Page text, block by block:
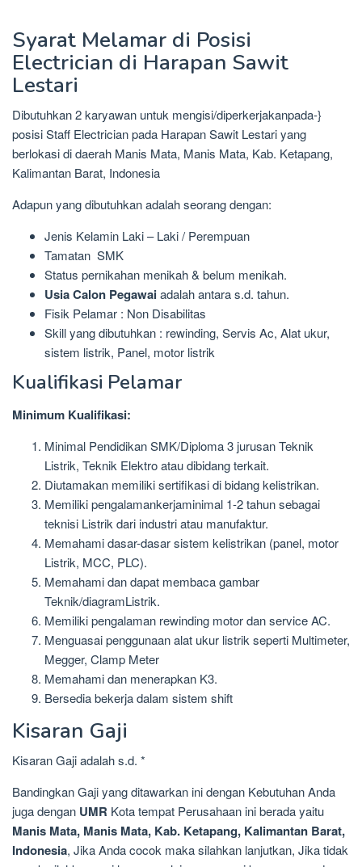
Syarat Melamar di Posisi
Electrician di Harapan Sawit
Lestari
Dibutuhkan 2 karyawan untuk mengisi/diperkerjakanpada-}
posisi Staff Electrician pada Harapan Sawit Lestari yang
berlokasi di daerah Manis Mata, Manis Mata, Kab. Ketapang,
Kalimantan Barat, Indonesia
Adapun yang dibutuhkan adalah seorang dengan:
Jenis Kelamin Laki – Laki / Perempuan
Tamatan SMK
Status pernikahan menikah & belum menikah.
Usia Calon Pegawaiadalah antara s.d. tahun.
Fisik Pelamar : Non Disabilitas
Skill yang dibutuhkan : rewinding, Servis Ac, Alat ukur,
sistem listrik, Panel, motor listrik
Kualifikasi Pelamar
Minimum Kualifikasi:
Minimal Pendidikan SMK/Diploma 3 jurusan Teknik
Listrik, Teknik Elektro atau dibidang terkait.
Diutamakan memiliki sertifikasi di bidang kelistrikan.
Memiliki pengalamankerjaminimal 1-2 tahun sebagai
teknisi Listrik dari industri atau manufaktur.
Memahami dasar-dasar sistem kelistrikan (panel, motor
Listrik, MCC, PLC).
Memahami dan dapat membaca gambar
Teknik/diagramListrik.
Memiliki pengalaman rewinding motor dan service AC.
Menguasai penggunaan alat ukur listrik seperti Multimeter,
Megger, Clamp Meter
Memahami dan menerapkan K3.
Bersedia bekerja dalam sistem shift
Kisaran Gaji
Kisaran Gaji adalah s.d. *
Bandingkan Gaji yang ditawarkan ini dengan Kebutuhan Anda
juga dengan UMR Kota tempat Perusahaan ini berada yaitu
Manis Mata, Manis Mata, Kab. Ketapang, Kalimantan Barat,
Indonesia, Jika Anda cocok maka silahkan lanjutkan, Jika tidak